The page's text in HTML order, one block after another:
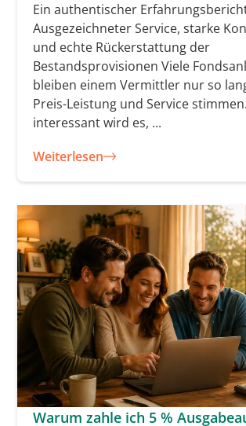
Ein authentischer
Ausgezeichneter Service, starke
und echte Rückerstattung der
Bestandsprovisionen Viele
bleiben einem Vermittler nur so
Preis-Leistung und Service
interessant wird es, ...
Weiterlesen
Warum zahle ich 5 %